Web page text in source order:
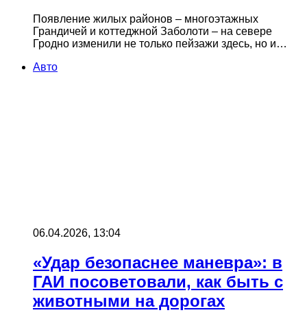
Появление жилых районов – многоэтажных
Грандичей и коттеджной Заболоти – на севере
Гродно изменили не только пейзажи здесь, но и…
Авто
06.04.2026, 13:04
«Удар безопаснее маневра»: в
ГАИ посоветовали, как быть с
животными на дорогах